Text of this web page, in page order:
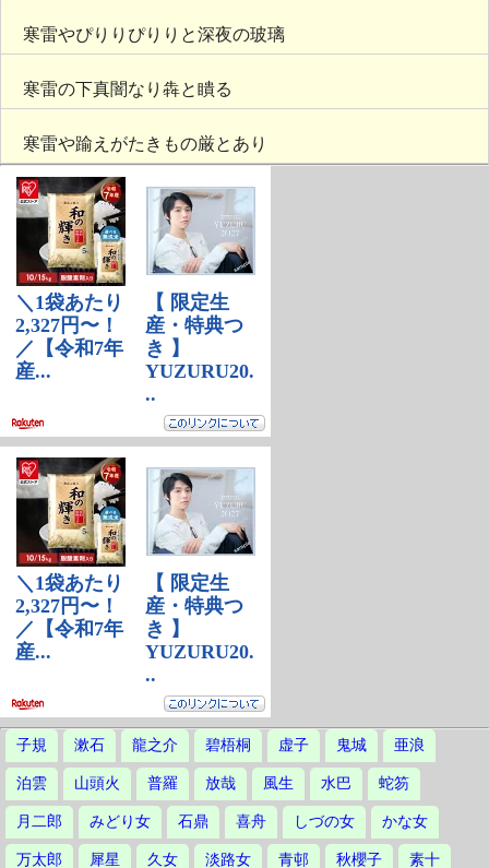
寒雷やぴりりぴりりと深夜の玻璃
寒雷の下真闇なり犇と瞶る
寒雷や踰えがたきもの厳とあり
子規 漱石 龍之介 碧梧桐 虚子 鬼城 亜浪
泊雲 山頭火 普羅 放哉 風生 水巴 蛇笏
月二郎 みどり女 石鼎 喜舟 しづの女 かな女
万太郎 犀星 久女 淡路女 青邨 秋櫻子 素十